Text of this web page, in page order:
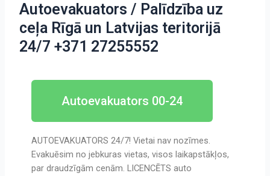
Autoevakuators / Palīdzība uz
ceļa Rīgā un Latvijas teritorijā
24/7 +371 27255552
Autoevakuators 00-24
AUTOEVAKUATORS 24/7! Vietai nav nozīmes.
Evakuēsim no jebkuras vietas, visos laikapstākļos,
par draudzīgām cenām. LICENCĒTS auto